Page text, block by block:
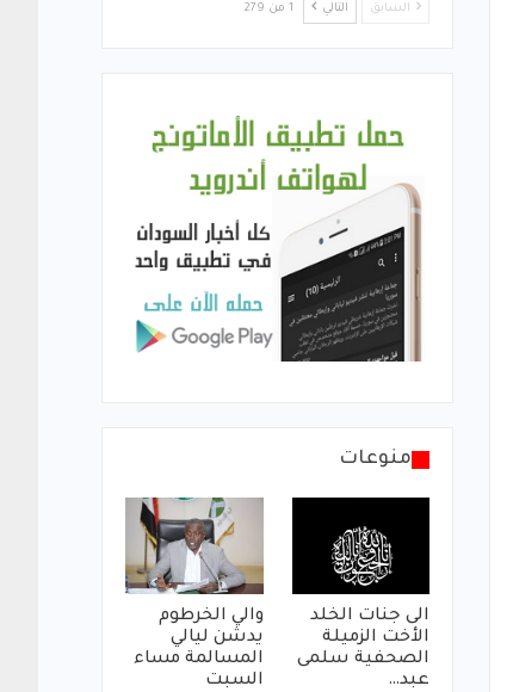
السابق التالي 1 من 279
منوعات
الى جنات الخلد
الأخت الزميلة
الصحفية سلمى
عبد…
والي الخرطوم
يدشن ليالي
المسالمة مساء
السبت